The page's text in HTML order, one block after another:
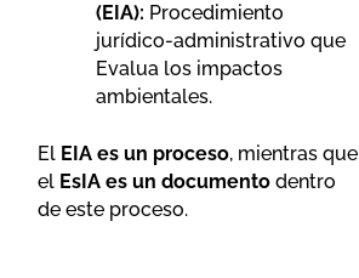
(EIA): Procedimiento
jurídico-administrativo que
Evalua los impactos
ambientales.
El EIA es un proceso, mientras que
el EsIA es un documento dentro
de este proceso.